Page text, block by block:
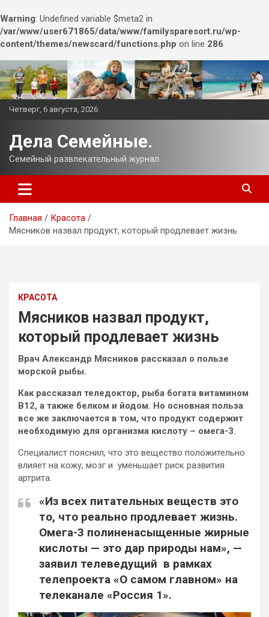
Warning: Undefined variable $meta2 in
/var/www/user671865/data/www/familysparesort.ru/wp-
content/themes/newscard/functions.php on line 286
Перейти
к
содержимому
Четверг, 6 августа, 2026
Дела Семейные.
Семейный развлекательный журнал.
Главная
Красота
Мясников назвал продукт, который продлевает жизнь
КРАСОТА
Мясников назвал продукт,
который продлевает жизнь
Врач Александр Мясников рассказал о пользе
морской рыбы.
Как рассказал теледоктор, рыба богата витамином
В12, а также белком и йодом. Но основная польза
все же заключается в том, что продукт содержит
необходимую для организма кислоту – омега-3.
Специалист пояснил, что это вещество положительно
влияет на кожу, мозг и уменьшает риск развития
артрита.
«Из всех питательных веществ это
то, что реально продлевает жизнь.
Омега-3 полиненасыщенные жирные
кислоты — это дар природы нам», —
заявил телеведущий в рамках
телепроекта «О самом главном» на
телеканале «Россия 1».